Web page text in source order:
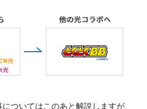
ついてはこのあと解説しますが、